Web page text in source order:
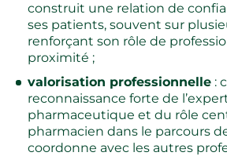
construit une relation de
ses patients, souvent sur
renforçant son rôle de
proximité ;
valorisation professionnelle :
reconnaissance forte de
pharmaceutique et du rôle
pharmacien dans le parcours
coordonne avec les autres